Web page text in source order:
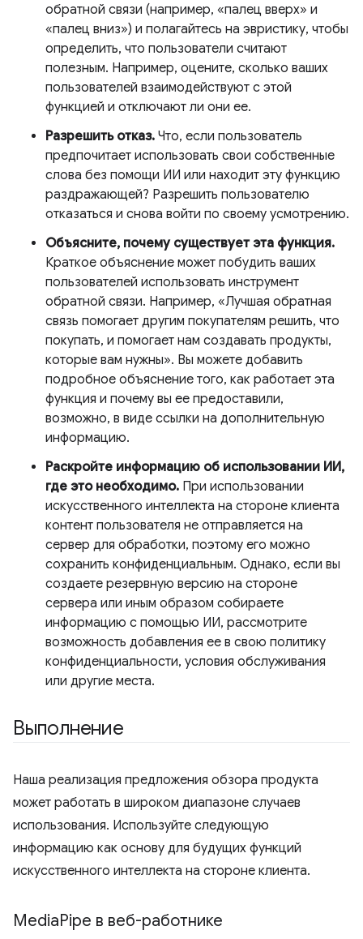
обратной связи (например, «палец вверх» и
«палец вниз») и полагайтесь на эвристику, чтобы
определить, что пользователи считают
полезным. Например, оцените, сколько ваших
пользователей взаимодействуют с этой
функцией и отключают ли они ее.
Разрешить отказ. Что, если пользователь
предпочитает использовать свои собственные
слова без помощи ИИ или находит эту функцию
раздражающей? Разрешить пользователю
отказаться и снова войти по своему усмотрению.
Объясните, почему существует эта функция.
Краткое объяснение может побудить ваших
пользователей использовать инструмент
обратной связи. Например, «Лучшая обратная
связь помогает другим покупателям решить, что
покупать, и помогает нам создавать продукты,
которые вам нужны». Вы можете добавить
подробное объяснение того, как работает эта
функция и почему вы ее предоставили,
возможно, в виде ссылки на дополнительную
информацию.
Раскройте информацию об использовании ИИ,
где это необходимо. При использовании
искусственного интеллекта на стороне клиента
контент пользователя не отправляется на
сервер для обработки, поэтому его можно
сохранить конфиденциальным. Однако, если вы
создаете резервную версию на стороне
сервера или иным образом собираете
информацию с помощью ИИ, рассмотрите
возможность добавления ее в свою политику
конфиденциальности, условия обслуживания
или другие места.
Выполнение
Наша реализация предложения обзора продукта
может работать в широком диапазоне случаев
использования. Используйте следующую
информацию как основу для будущих функций
искусственного интеллекта на стороне клиента.
MediaPipe в веб-работнике